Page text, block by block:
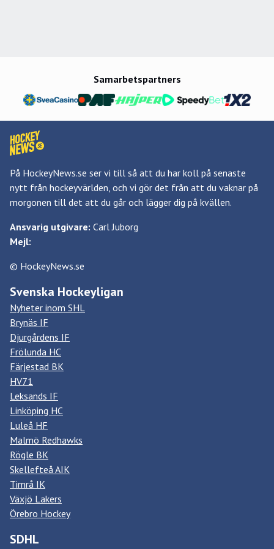
Samarbetspartners
På HockeyNews.se ser vi till så att du har koll på senaste
nytt från hockeyvärlden, och vi gör det från att du vaknar på
morgonen till det att du går och lägger dig på kvällen.
Ansvarig utgivare: Carl Juborg
Mejl:
© HockeyNews.se
Svenska Hockeyligan
Nyheter inom SHL
Brynäs IF
Djurgårdens IF
Frölunda HC
Färjestad BK
HV71
Leksands IF
Linköping HC
Luleå HF
Malmö Redhawks
Rögle BK
Skellefteå AIK
Timrå IK
Växjö Lakers
Örebro Hockey
SDHL